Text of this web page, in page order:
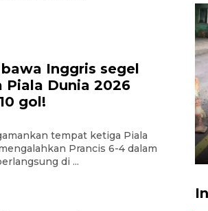
Inggris segel
Dunia 2026
gol!
tempat ketiga Piala
Prancis 6-4 dalam
di ...
Penangkapan begal
kewenangan aparat
hukum
00:31